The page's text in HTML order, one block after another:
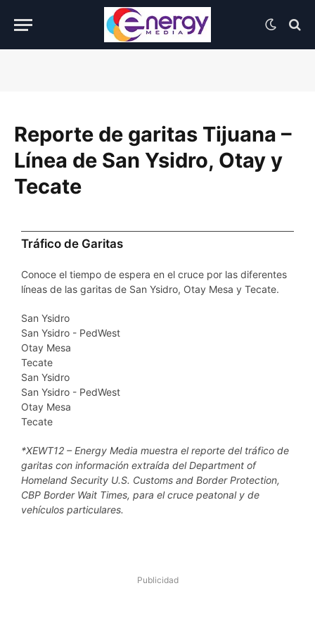
Reporte de garitas Tijuana –
Línea de San Ysidro, Otay y
Tecate
Tráfico de Garitas
Conoce el tiempo de espera en el cruce por las diferentes
líneas de las garitas de San Ysidro, Otay Mesa y Tecate.
San Ysidro
San Ysidro - PedWest
Otay Mesa
Tecate
San Ysidro
San Ysidro - PedWest
Otay Mesa
Tecate
*XEWT12 – Energy Media muestra el reporte del tráfico de
garitas con información extraída del Department of
Homeland Security U.S. Customs and Border Protection,
CBP Border Wait Times, para el cruce peatonal y de
vehículos particulares.
Publicidad